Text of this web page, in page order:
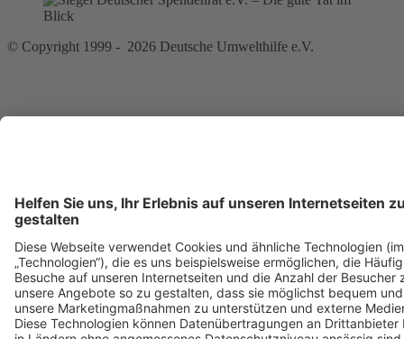
© Copyright 1999 - 2026 Deutsche Umwelthilfe e.V.